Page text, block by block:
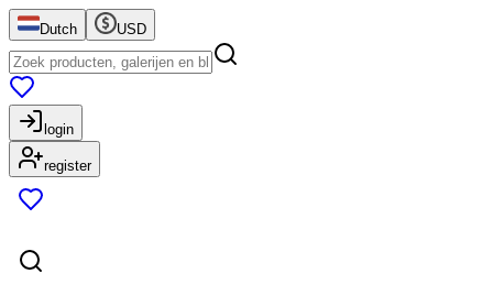
Dutch USD
login
register